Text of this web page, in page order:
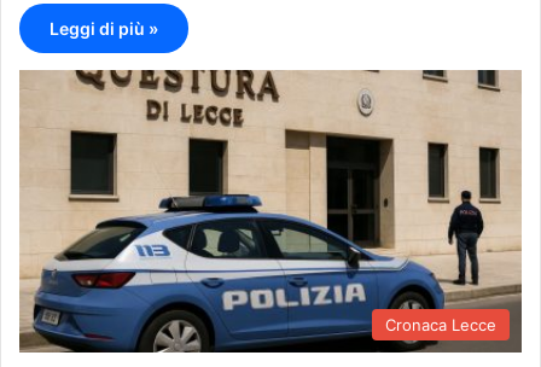
Leggi di più »
Cronaca Lecce